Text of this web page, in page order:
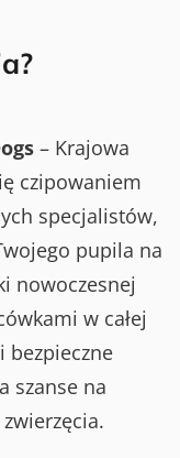
– Krajowa
czipowaniem
specjalistów,
pupila na
nowoczesnej
w całej
bezpieczne
szanse na